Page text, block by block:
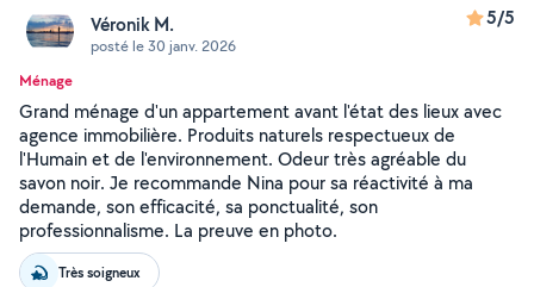
Véronik M.
posté le 30 janv. 2026
5/5
Ménage
Grand ménage d'un appartement avant l'état des lieux avec
agence immobilière. Produits naturels respectueux de
l'Humain et de l'environnement. Odeur très agréable du
savon noir. Je recommande Nina pour sa réactivité à ma
demande, son efficacité, sa ponctualité, son
professionnalisme. La preuve en photo.
Très soigneux